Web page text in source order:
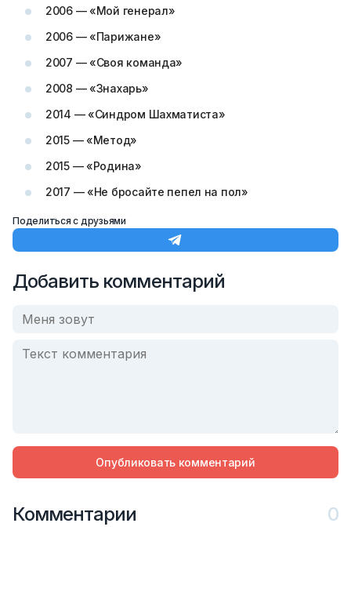
2006 — «Мой генерал»
2006 — «Парижане»
2007 — «Своя команда»
2008 — «Знахарь»
2014 — «Синдром Шахматиста»
2015 — «Метод»
2015 — «Родина»
2017 — «Не бросайте пепел на пол»
Поделиться с друзьями
Добавить комментарий
Опубликовать комментарий
Комментарии 0